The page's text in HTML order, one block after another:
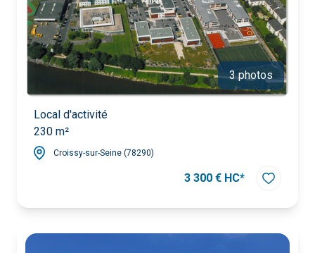
3 photos
Local d'activité
230 m²
Croissy-sur-Seine (78290)
3 300 € HC*